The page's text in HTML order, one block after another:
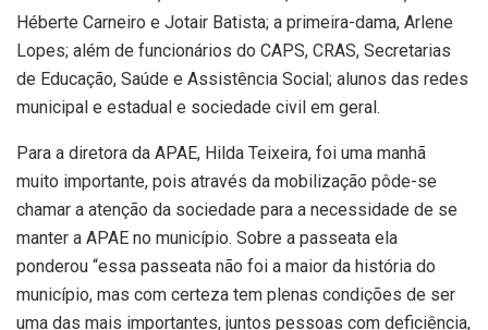
Héberte Carneiro e Jotair Batista; a primeira-dama, Arlene
Lopes; além de funcionários do CAPS, CRAS, Secretarias
de Educação, Saúde e Assistência Social; alunos das redes
municipal e estadual e sociedade civil em geral.
Para a diretora da APAE, Hilda Teixeira, foi uma manhã
muito importante, pois através da mobilização pôde-se
chamar a atenção da sociedade para a necessidade de se
manter a APAE no município. Sobre a passeata ela
ponderou “essa passeata não foi a maior da história do
município, mas com certeza tem plenas condições de ser
uma das mais importantes, juntos pessoas com deficiência,